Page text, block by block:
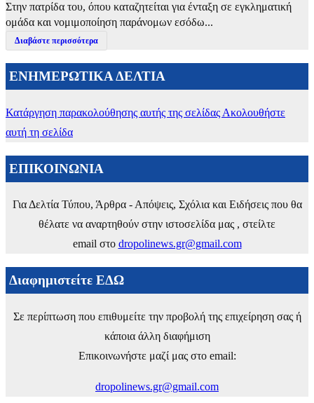
Στην πατρίδα του, όπου καταζητείται για ένταξη σε εγκληματική
ομάδα και νομιμοποίηση παράνομων εσόδω...
Διαβάστε περισσότερα
ΕΝΗΜΕΡΩΤΙΚΑ ΔΕΛΤΙΑ
Κατάργηση παρακολούθησης αυτής της σελίδας Ακολουθήστε
αυτή τη σελίδα
ΕΠΙΚΟΙΝΩΝΙΑ
Για Δελτία Τύπου, Άρθρα - Απόψεις, Σχόλια και Ειδήσεις που θα
θέλατε να αναρτηθούν στην ιστοσελίδα μας , στείλτε
email στο dropolinews.gr@gmail.com
Διαφημιστείτε ΕΔΩ
Σε περίπτωση που επιθυμείτε την προβολή της επιχείρηση σας ή
κάποια άλλη διαφήμιση
Επικοινωνήστε μαζί μας στο email:
dropolinews.gr@gmail.com